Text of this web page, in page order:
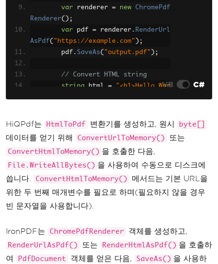
var renderer = new
ChromePdf
Renderer();
var pdf = renderer . RenderUrl
AsPdf( "https://example.com" );
        pdf
. SaveAs( "output.pdf" );
// Convert HTML string
string html =
"<h1>Hello Wor
pdfFromHtml = renderer.
        pdfFromHtml
.SaveAs ("fromhtm
l.pdf");
}
VB C#
HiQPdf는 HtmlToPdf 변환기를 생성하고, 원시 byte[]
데이터를 얻기 위해 ConvertUrlToMemory() 또는
ConvertHtmlToMemory() 을 호출한 다음,
File.WriteAllBytes() 을 사용하여 수동으로 디스크에
씁니다.
ConvertHtmlToMemory()
메서드는 기본 URL을
위한 두 번째 매개변수를 필요로 하며(필요하지 않을 경우
빈 문자열을 사용합니다).
IronPDF는 ChromePdfRenderer 객체를 생성하고,
RenderUrlAsPdf() 또는 RenderHtmlAsPdf() 을 호출하
여
PdfDocument 객체를 얻은 다음, SaveAs() 을 사용하